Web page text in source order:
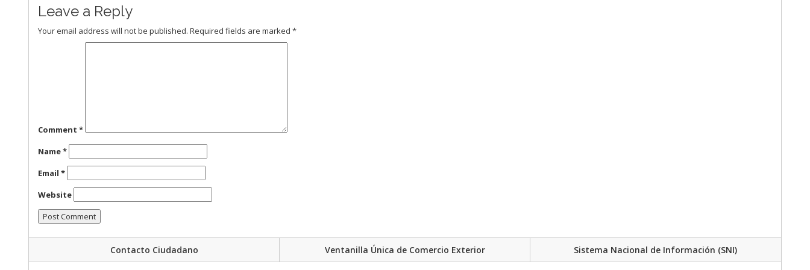
Leave a Reply
Your email address will not be published. Required fields are marked*
Comment*
Name*
Email*
Website
Contacto Ciudadano Ventanilla Única de Comercio Exterior Sistema Nacional de Información (SNI)